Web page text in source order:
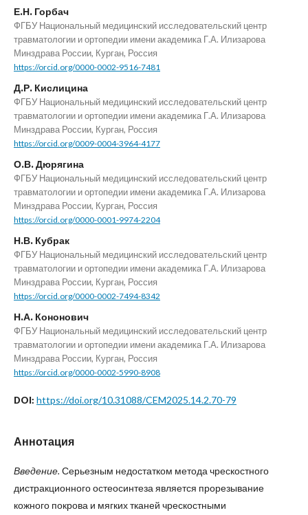
Е.Н. Горбач
ФГБУ Национальный медицинский исследовательский центр
травматологии и ортопедии имени академика Г.А. Илизарова
Минздрава России, Курган, Россия
https://orcid.org/0000-0002-9516-7481
Д.Р. Кислицина
ФГБУ Национальный медицинский исследовательский центр
травматологии и ортопедии имени академика Г.А. Илизарова
Минздрава России, Курган, Россия
https://orcid.org/0009-0004-3964-4177
О.В. Дюрягина
ФГБУ Национальный медицинский исследовательский центр
травматологии и ортопедии имени академика Г.А. Илизарова
Минздрава России, Курган, Россия
https://orcid.org/0000-0001-9974-2204
Н.В. Кубрак
ФГБУ Национальный медицинский исследовательский центр
травматологии и ортопедии имени академика Г.А. Илизарова
Минздрава России, Курган, Россия
https://orcid.org/0000-0002-7494-8342
Н.А. Кононович
ФГБУ Национальный медицинский исследовательский центр
травматологии и ортопедии имени академика Г.А. Илизарова
Минздрава России, Курган, Россия
https://orcid.org/0000-0002-5990-8908
DOI: https://doi.org/10.31088/CEM2025.14.2.70-79
Аннотация
Введение. Серьезным недостатком метода чрескостного
дистракционного остеосинтеза является прорезывание
кожного покрова и мягких тканей чрескостными